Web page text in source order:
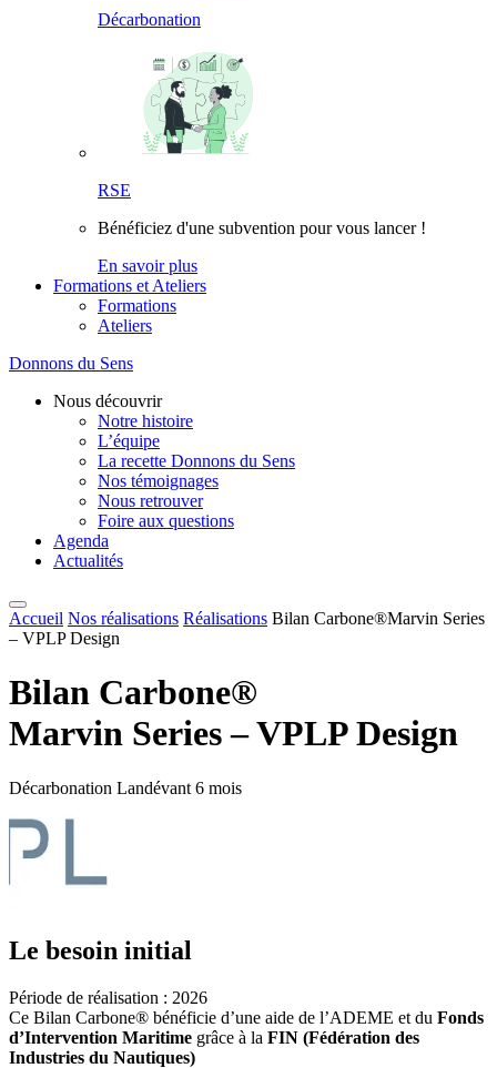
Décarbonation
RSE
Bénéficiez d'une subvention pour vous lancer !
En savoir plus
Formations et Ateliers
Formations
Ateliers
Donnons du Sens
Nous découvrir
Notre histoire
L’équipe
La recette Donnons du Sens
Nos témoignages
Nous retrouver
Foire aux questions
Agenda
Actualités
Accueil Nos réalisations Réalisations Bilan Carbone®Marvin Series
– VPLP Design
Bilan Carbone®
Marvin Series – VPLP Design
Décarbonation Landévant 6 mois
Le besoin initial
Période de réalisation : 2026
Ce Bilan Carbone® bénéficie d’une aide de l’ADEME et du Fonds
d’Intervention Maritime grâce à la FIN (Fédération des
Industries du Nautiques)